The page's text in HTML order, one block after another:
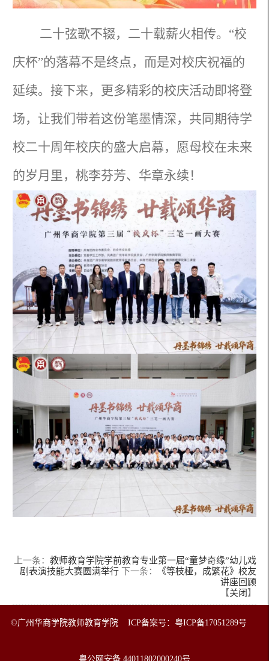
二十弦歌不辍，二十载薪火相传。“校
庆杯”的落幕不是终点，而是对校庆祝福的
延续。接下来，更多精彩的校庆活动即将登
场，让我们带着这份笔墨情深，共同期待学
校二十周年校庆的盛大启幕，愿母校在未来
的岁月里，桃李芬芳、华章永续！
上一条：教师教育学院学前教育专业第一届“童梦奇缘”幼儿戏
剧表演技能大赛圆满举行 下一条：
《等枝桠，成繁花》校友
讲座回顾
【关闭 】
©广州华商学院教师教育学院 ICP备案号：粤ICP备17051289号
粤公网安备 44011802000240号